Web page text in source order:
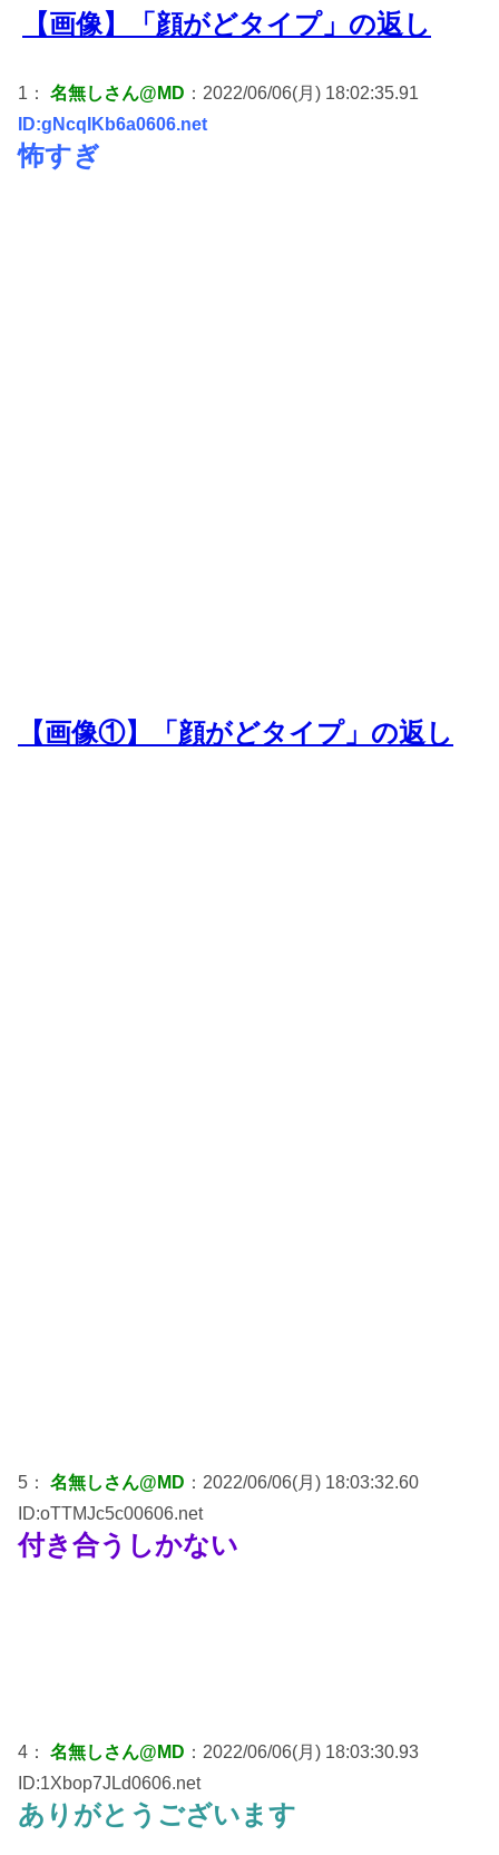
【画像】「顔がどタイプ」の返し
1： 名無しさん@MD ：2022/06/06(月) 18:02:35.91
ID:gNcqIKb6a0606.net
怖すぎ
【画像①】「顔がどタイプ」の返し
5： 名無しさん@MD ：2022/06/06(月) 18:03:32.60
ID:oTTMJc5c00606.net
付き合うしかない
4： 名無しさん@MD ：2022/06/06(月) 18:03:30.93
ID:1Xbop7JLd0606.net
ありがとうございます